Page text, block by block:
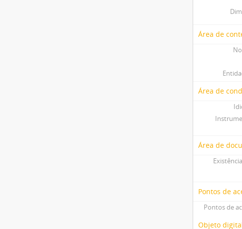
Área de
Área de
Área de
Pontos de
Pontos de
Objeto